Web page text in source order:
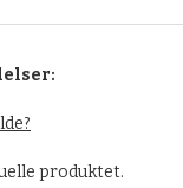
produktet.